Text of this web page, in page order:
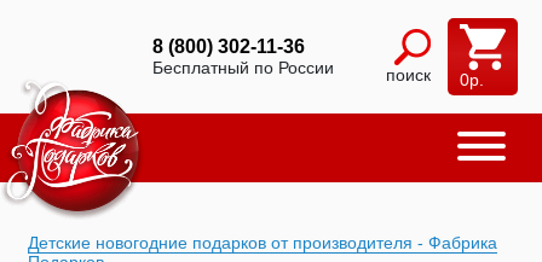
8 (800) 302-11-36
Бесплатный по России поиск 0р.
Детские новогодние подарков от производителя - Фабрика